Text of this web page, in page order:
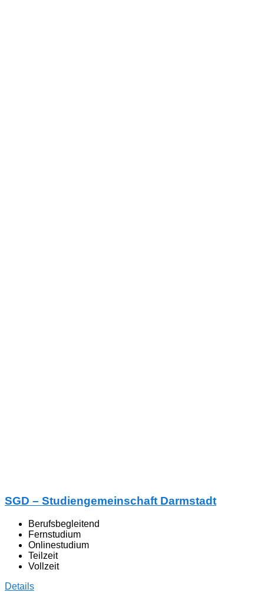
SGD – Studiengemeinschaft Darmstadt
Berufsbegleitend
Fernstudium
Onlinestudium
Teilzeit
Vollzeit
Details